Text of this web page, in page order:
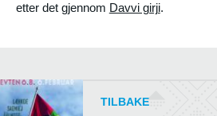
etter det gjennom Davvi girji.
TILBAKE